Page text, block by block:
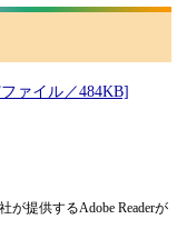
ァイル／484KB]
が提供するAdobe Readerが